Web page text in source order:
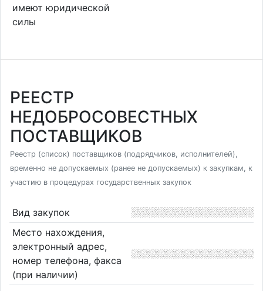
имеют юридической
силы
РЕЕСТР
НЕДОБРОСОВЕСТНЫХ
ПОСТАВЩИКОВ
Реестр (список) поставщиков (подрядчиков, исполнителей),
временно не допускаемых (ранее не допускаемых) к закупкам, к
участию в процедурах государственных закупок
Вид закупок
Место нахождения,
электронный адрес,
номер телефона, факса
(при наличии)